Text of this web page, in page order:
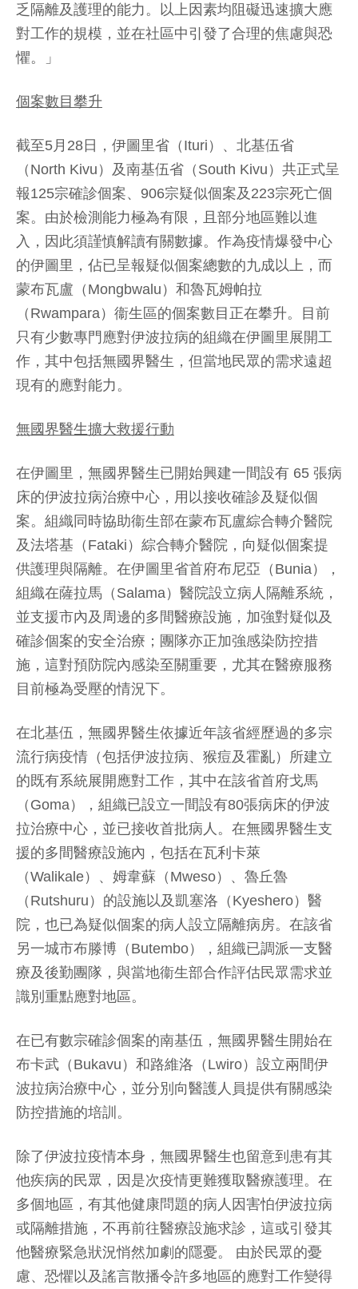
乏隔離及護理的能力。以上因素均阻礙迅速擴大應
對工作的規模，並在社區中引發了合理的焦慮與恐
懼。」
個案數目攀升
截至5月28日，伊圖里省（Ituri）、北基伍省
（North Kivu）及南基伍省（South Kivu）共正式呈
報125宗確診個案、906宗疑似個案及223宗死亡個
案。由於檢測能力極為有限，且部分地區難以進
入，因此須謹慎解讀有關數據。作為疫情爆發中心
的伊圖里，佔已呈報疑似個案總數的九成以上，而
蒙布瓦盧（Mongbwalu）和魯瓦姆帕拉
（Rwampara）衞生區的個案數目正在攀升。目前
只有少數專門應對伊波拉病的組織在伊圖里展開工
作，其中包括無國界醫生，但當地民眾的需求遠超
現有的應對能力。
無國界醫生擴大救援行動
在伊圖里，無國界醫生已開始興建一間設有 65 張病
床的伊波拉病治療中心，用以接收確診及疑似個
案。組織同時協助衞生部在蒙布瓦盧綜合轉介醫院
及法塔基（Fataki）綜合轉介醫院，向疑似個案提
供護理與隔離。在伊圖里省首府布尼亞（Bunia），
組織在薩拉馬（Salama）醫院設立病人隔離系統，
並支援市內及周邊的多間醫療設施，加強對疑似及
確診個案的安全治療；團隊亦正加強感染防控措
施，這對預防院內感染至關重要，尤其在醫療服務
目前極為受壓的情況下。
在北基伍，無國界醫生依據近年該省經歷過的多宗
流行病疫情（包括伊波拉病、猴痘及霍亂）所建立
的既有系統展開應對工作，其中在該省首府戈馬
（Goma），組織已設立一間設有80張病床的伊波
拉治療中心，並已接收首批病人。在無國界醫生支
援的多間醫療設施內，包括在瓦利卡萊
（Walikale）、姆韋蘇（Mweso）、魯丘魯
（Rutshuru）的設施以及凱塞洛（Kyeshero）醫
院，也已為疑似個案的病人設立隔離病房。在該省
另一城市布滕博（Butembo），組織已調派一支醫
療及後勤團隊，與當地衞生部合作評估民眾需求並
識別重點應對地區。
在已有數宗確診個案的南基伍，無國界醫生開始在
布卡武（Bukavu）和路維洛（Lwiro）設立兩間伊
波拉病治療中心，並分別向醫護人員提供有關感染
防控措施的培訓。
除了伊波拉疫情本身，無國界醫生也留意到患有其
他疾病的民眾，因是次疫情更難獲取醫療護理。在
多個地區，有其他健康問題的病人因害怕伊波拉病
或隔離措施，不再前往醫療設施求診，這或引發其
他醫療緊急狀況悄然加劇的隱憂。 由於民眾的憂
慮、恐懼以及謠言散播令許多地區的應對工作變得